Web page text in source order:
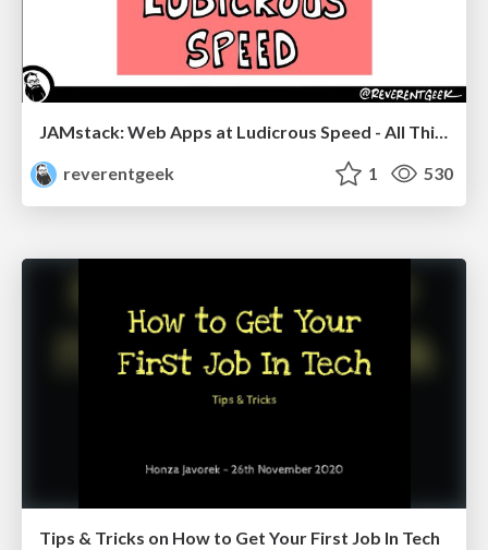
JAMstack: Web Apps at Ludicrous Speed - All Things Open 2022
reverentgeek
1 530
Tips & Tricks on How to Get Your First Job In Tech